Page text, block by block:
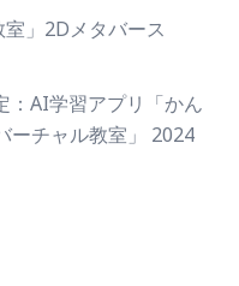
」2Dメタバース
：AI学習アプリ「かん
チャル教室」
2024